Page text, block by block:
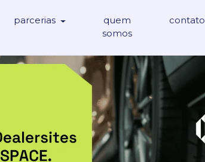
parcerias
quem
somos
contato